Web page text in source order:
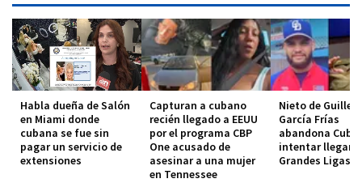
Habla dueña de Salón
en Miami donde
cubana se fue sin
pagar un servicio de
extensiones
Capturan a cubano
recién llegado a EEUU
por el programa CBP
One acusado de
asesinar a una mujer
en Tennessee
Nieto de
García Frías
abandona Cuba
intentar llegar
Grandes Ligas